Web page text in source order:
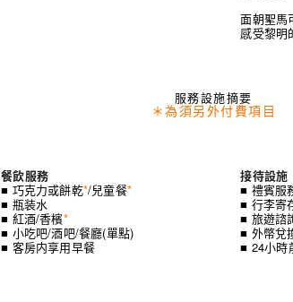
面朝聖馬
感受黎明
服務設施摘要
＊為須另外付費項目
餐飲服務
■ 巧克力或餅乾*/兒童餐*
■ 瓶装水
■ 紅酒/香檳*
■ 小吃吧/酒吧/餐廳(單點)
■ 客房内享用早餐
接待設施
■ 禮賓服
■ 行李寄
■ 旅遊諮
■ 外幣兌
■ 24小時